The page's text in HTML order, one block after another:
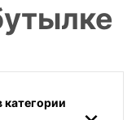
категории